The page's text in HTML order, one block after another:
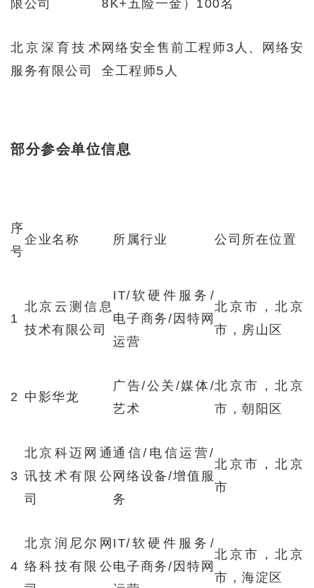
限公司
8K+五险一金）100名
北京深育技术
服务有限公司
网络安全售前工程师3人、网络安
全工程师5人
部分参会单位信息
序
号
企业名称 所属行业 公司所在位置
1
北京云测信息
技术有限公司
IT/软硬件服务/
电子商务/因特网
运营
北京市，北京
市，房山区
2 中影华龙
广告/公关/媒体/
艺术
北京市，北京
市，朝阳区
3
北京科迈网通
讯技术有限公
司
通信/电信运营/
网络设备/增值服
务
北京市，北京
市
4
北京润尼尔网
络科技有限公
IT/软硬件服务/
电子商务/因特网
北京市，北京
市，海淀区